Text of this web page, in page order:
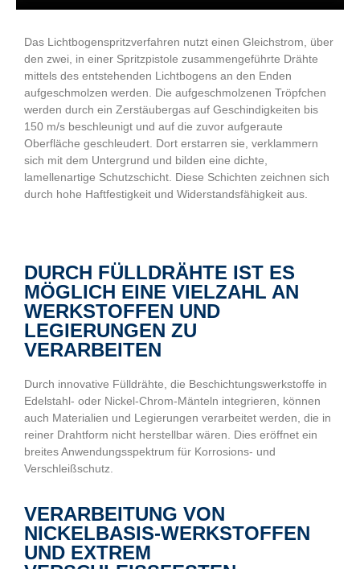
Das Lichtbogenspritzverfahren nutzt einen Gleichstrom, über
den zwei, in einer Spritzpistole zusammengeführte Drähte
mittels des entstehenden Lichtbogens an den Enden
aufgeschmolzen werden. Die aufgeschmolzenen Tröpfchen
werden durch ein Zerstäubergas auf Geschindigkeiten bis
150 m/s beschleunigt und auf die zuvor aufgeraute
Oberfläche geschleudert. Dort erstarren sie, verklammern
sich mit dem Untergrund und bilden eine dichte,
lamellenartige Schutzschicht. Diese Schichten zeichnen sich
durch hohe Haftfestigkeit und Widerstandsfähigkeit aus.
DURCH FÜLLDRÄHTE IST ES
MÖGLICH EINE VIELZAHL AN
WERKSTOFFEN UND
LEGIERUNGEN ZU
VERARBEITEN
Durch innovative Fülldrähte, die Beschichtungswerkstoffe in
Edelstahl- oder Nickel-Chrom-Mänteln integrieren, können
auch Materialien und Legierungen verarbeitet werden, die in
reiner Drahtform nicht herstellbar wären. Dies eröffnet ein
breites Anwendungsspektrum für Korrosions- und
Verschleißschutz.
VERARBEITUNG VON
NICKELBASIS-WERKSTOFFEN
UND EXTREM